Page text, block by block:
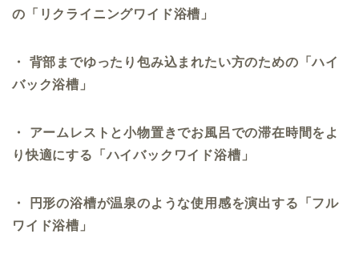
の「リクライニングワイド浴槽」
・ 背部までゆったり包み込まれたい方のための「ハイ
バック浴槽」
・ アームレストと小物置きでお風呂での滞在時間をよ
り快適にする「ハイバックワイド浴槽」
・ 円形の浴槽が温泉のような使用感を演出する「フル
ワイド浴槽」